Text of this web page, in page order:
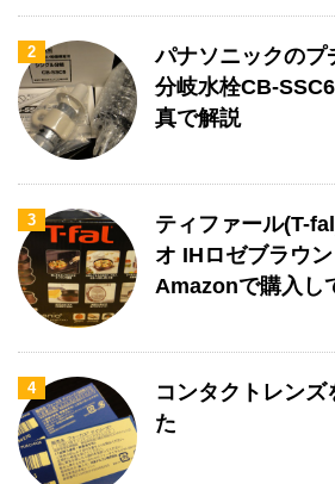
2
パナソニックのプ
分岐水栓CB-
真で解説
3
ティファール(T-
オ IHロゼブラウ
Amazonで購入し
4
コンタクトレン
た